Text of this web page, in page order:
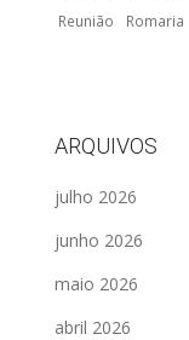
Reunião Romaria
ARQUIVOS
julho 2026
junho 2026
maio 2026
abril 2026